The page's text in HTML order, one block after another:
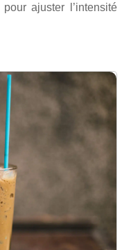
ajuster l’intensité